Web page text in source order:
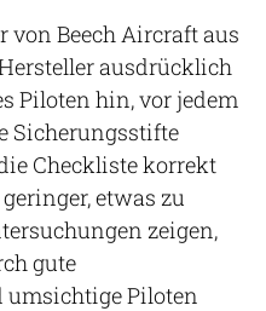
von Beech Aircraft aus
ausdrücklich
Piloten hin, vor jedem
Sicherungsstifte
Checkliste korrekt
etwas zu
zeigen,
gute
umsichtige Piloten